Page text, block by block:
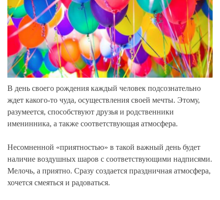
В день своего рождения каждый человек подсознательно
ждет какого-то чуда, осуществления своей мечты. Этому,
разумеется, способствуют друзья и родственники
именинника, а также соответствующая атмосфера.
Несомненной «приятностью» в такой важный день будет
наличие воздушных шаров с соответствующими надписями.
Мелочь, а приятно. Сразу создается праздничная атмосфера,
хочется смеяться и радоваться.